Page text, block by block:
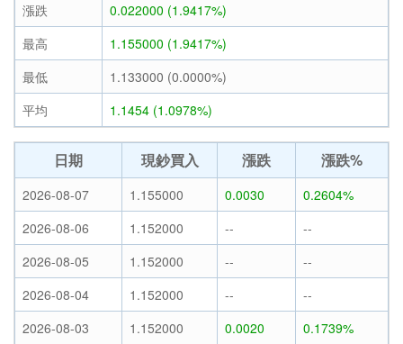
漲跌
0.022000 (1.9417%)
最高
1.155000 (1.9417%)
最低
1.133000 (0.0000%)
平均
1.1454 (1.0978%)
日期 現鈔買入 漲跌 漲跌%
2026-08-07 1.155000 0.0030
0.2604%
2026-08-06
1.152000 --
--
2026-08-05
1.152000 --
--
2026-08-04
1.152000 --
--
2026-08-03
1.152000 0.0020
0.1739%